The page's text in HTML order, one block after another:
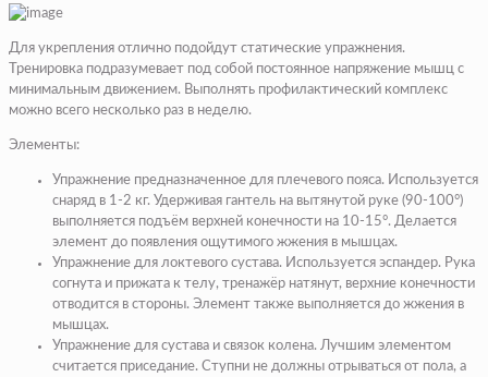
Для укрепления отлично подойдут статические упражнения.
Тренировка подразумевает под собой постоянное напряжение мышц с
минимальным движением. Выполнять профилактический комплекс
можно всего несколько раз в неделю.
Элементы:
Упражнение предназначенное для плечевого пояса. Используется
снаряд в 1-2 кг. Удерживая гантель на вытянутой руке (90-100°)
выполняется подъём верхней конечности на 10-15°. Делается
элемент до появления ощутимого жжения в мышцах.
Упражнение для локтевого сустава. Используется эспандер. Рука
согнута и прижата к телу, тренажёр натянут, верхние конечности
отводится в стороны. Элемент также выполняется до жжения в
мышцах.
Упражнение для сустава и связок колена. Лучшим элементом
считается приседание. Ступни не должны отрываться от пола, а